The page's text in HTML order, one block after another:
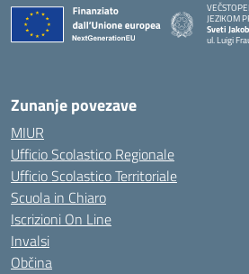
JEZIKOM
Sveti Jakob
ul. Luigi
— Visita la
Zunanje povezave
MIUR
Ufficio Scolastico Regionale
Ufficio Scolastico Territoriale
Scuola in Chiaro
Iscrizioni On Line
Invalsi
Občina